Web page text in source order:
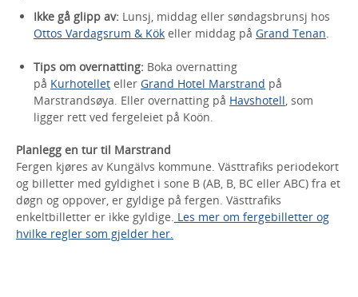
Ikke gå glipp av: Lunsj, middag eller søndagsbrunsj hos
Ottos Vardagsrum & Kök eller middag på Grand Tenan.
Tips om overnatting: Boka overnatting
på Kurhotellet eller Grand Hotel Marstrand på
Marstrandsøya. Eller overnatting på Havshotell, som
ligger rett ved fergeleiet på Koön.
Planlegg en tur til Marstrand
Fergen kjøres av Kungälvs kommune. Västtrafiks periodekort
og billetter med gyldighet i sone B (AB, B, BC eller ABC) fra et
døgn og oppover, er gyldige på fergen. Västtrafiks
enkeltbilletter er ikke gyldige. Les mer om fergebilletter og
hvilke regler som gjelder her.